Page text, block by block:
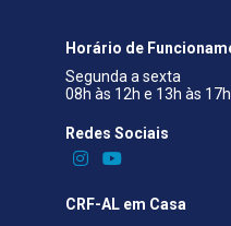
Horário de
Segunda a sexta
08h às 12h e 13h às 17h
Redes Sociais​
CRF-AL em Casa